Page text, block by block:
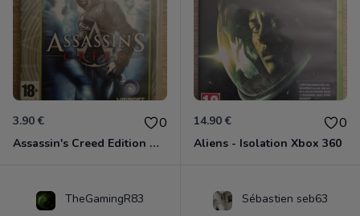
3.90 € 0
Assassin's Creed Edition Classics Xbox 360
14.90 € 0
Aliens - Isolation Xbox 360
TheGamingR83 Sébastien seb63